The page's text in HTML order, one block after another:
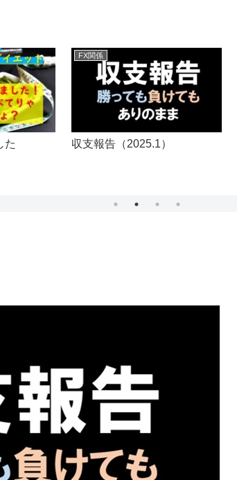
た
FX関係
収支報告（2025.1）